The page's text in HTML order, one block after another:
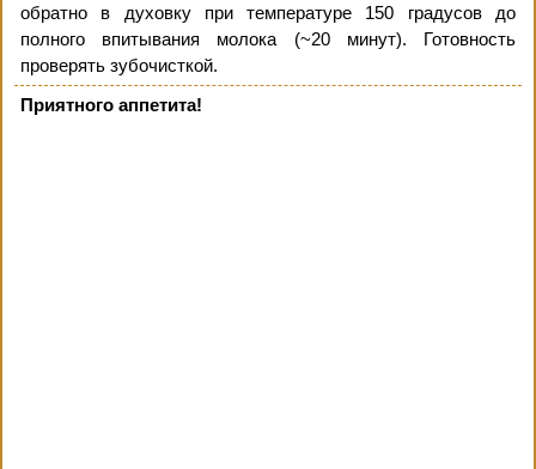
обратно в духовку при температуре 150 градусов до
полного впитывания молока (~20 минут). Готовность
проверять зубочисткой.
Приятного аппетита!